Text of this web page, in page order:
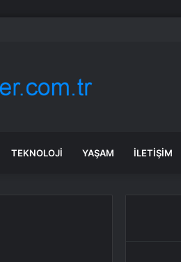
Kızım iş için görüşmüş olabilir
TEKNOLOJI YAŞAM İLETIŞIM